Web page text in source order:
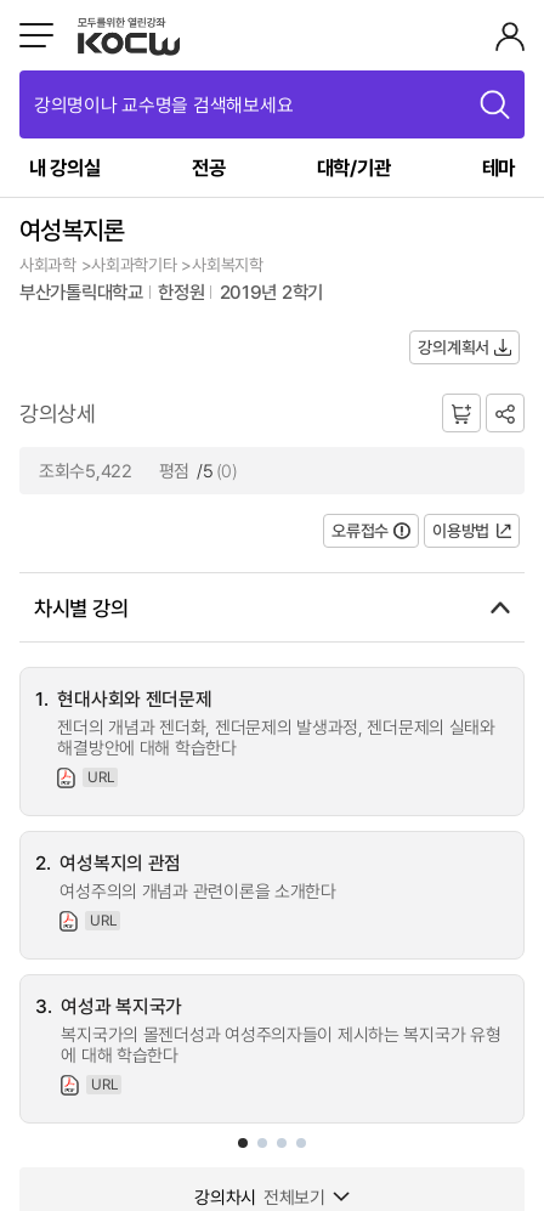
강의명이나 교수명을 검색해보세요
내 강의실 전공 대학/기관 테마
여성복지론
사회과학 >사회과학기타 >사회복지학
부산가톨릭대학교 한정원 2019년 2학기
강의계획서
강의상세
조회수5,422 평점 /5 (0)
오류접수 이용방법
차시별 강의
1. 현대사회와 젠더문제
젠더의 개념과 젠더화, 젠더문제의 발생과정, 젠더문제의 실태와
해결방안에 대해 학습한다
URL
2. 여성복지의 관점
여성주의의 개념과 관련이론을 소개한다
URL
3. 여성과 복지국가
복지국가의 몰젠더성과 여성주의자들이 제시하는 복지국가 유형
에 대해 학습한다
URL
강의차시 전체보기